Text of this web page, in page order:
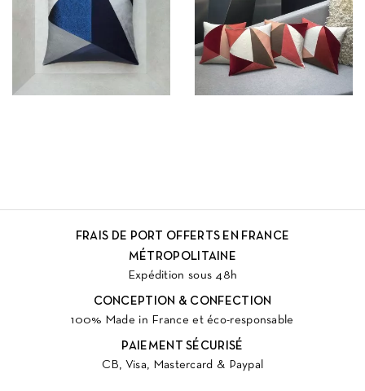
FRAIS DE PORT OFFERTS EN FRANCE
MÉTROPOLITAINE
Expédition sous 48h
CONCEPTION & CONFECTION
100% Made in France et éco-responsable
PAIEMENT SÉCURISÉ
CB, Visa, Mastercard & Paypal